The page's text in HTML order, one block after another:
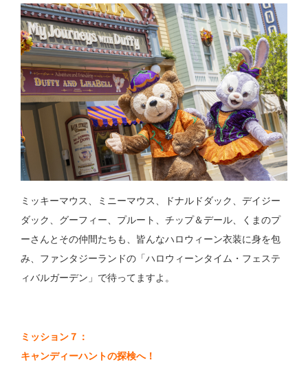
ミッキーマウス、ミニーマウス、ドナルドダック、デイジー
ダック、グーフィー、プルート、チップ＆デール、くまのプ
ーさんとその仲間たちも、皆んなハロウィーン衣装に身を包
み、ファンタジーランドの「ハロウィーンタイム・フェステ
ィバルガーデン」で待ってますよ。
ミッション７：
キャンディーハントの探検へ！